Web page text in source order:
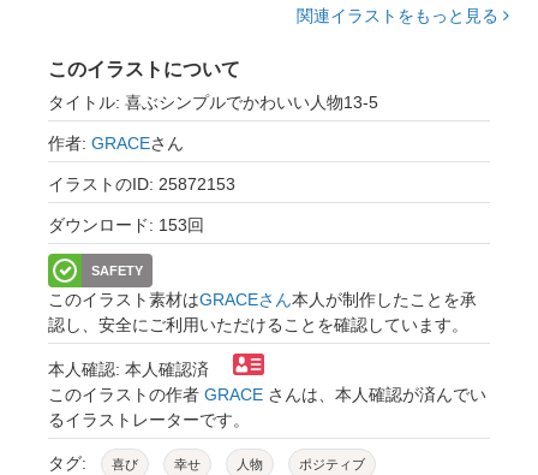
関連イラストをもっと見る
このイラストについて
タイトル: 喜ぶシンプルでかわいい人物13-5
作者: GRACEさん
イラストのID: 25872153
ダウンロード: 153回
SAFETY
このイラスト素材はGRACEさん本人が制作したことを承
認し、安全にご利用いただけることを確認しています。
本人確認: 本人確認済
このイラストの作者 GRACE さんは、本人確認が済んでい
るイラストレーターです。
タグ: 喜び 幸せ 人物 ポジティブ